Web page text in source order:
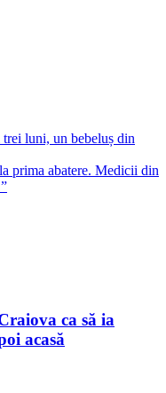
luni, un bebeluș din
prima abatere. Medicii din
ca să ia
acasă